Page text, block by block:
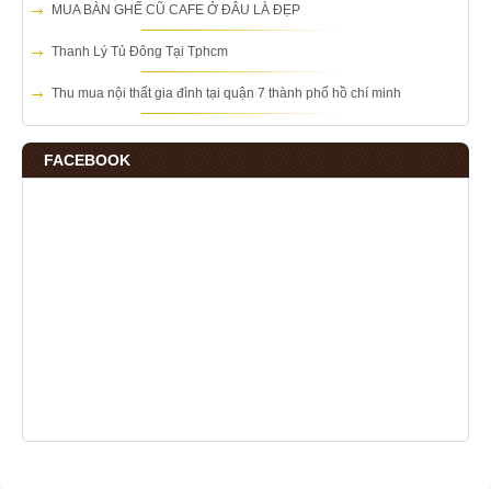
MUA BÀN GHẾ CŨ CAFE Ở ĐÂU LÀ ĐẸP
Thanh Lý Tủ Đông Tại Tphcm
Thu mua nội thất gia đình tại quận 7 thành phố hồ chí minh
FACEBOOK